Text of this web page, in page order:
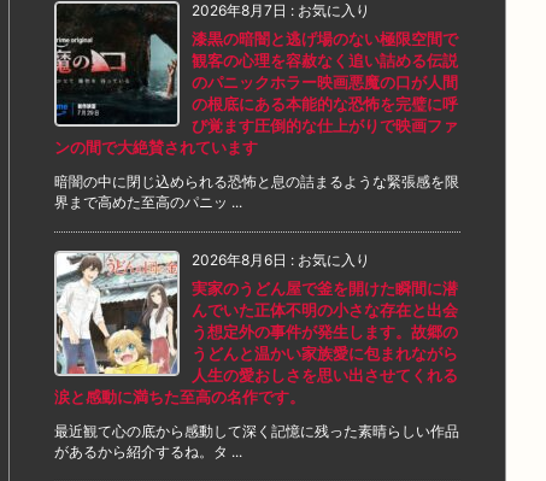
2026年8月7日 : お気に入り
漆黒の暗闇と逃げ場のない極限空間で
観客の心理を容赦なく追い詰める伝説
のパニックホラー映画悪魔の口が人間
の根底にある本能的な恐怖を完璧に呼
び覚ます圧倒的な仕上がりで映画ファ
ンの間で大絶賛されています
暗闇の中に閉じ込められる恐怖と息の詰まるような緊張感を限
界まで高めた至高のパニッ ...
2026年8月6日 : お気に入り
実家のうどん屋で釜を開けた瞬間に潜
んでいた正体不明の小さな存在と出会
う想定外の事件が発生します。故郷の
うどんと温かい家族愛に包まれながら
人生の愛おしさを思い出させてくれる
涙と感動に満ちた至高の名作です。
最近観て心の底から感動して深く記憶に残った素晴らしい作品
があるから紹介するね。タ ...